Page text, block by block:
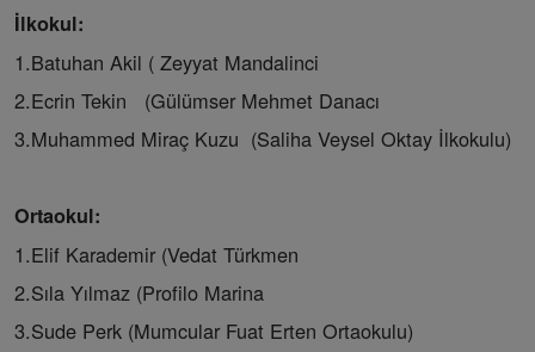
İlkokul:
1.Batuhan Akil ( Zeyyat Mandalinci
2.Ecrin Tekin (Gülümser Mehmet Danacı
3.Muhammed Miraç Kuzu (Saliha Veysel Oktay İlkokulu)
Ortaokul:
1.Elif Karademir (Vedat Türkmen
2.Sıla Yılmaz (Profilo Marina
3.Sude Perk (Mumcular Fuat Erten Ortaokulu)